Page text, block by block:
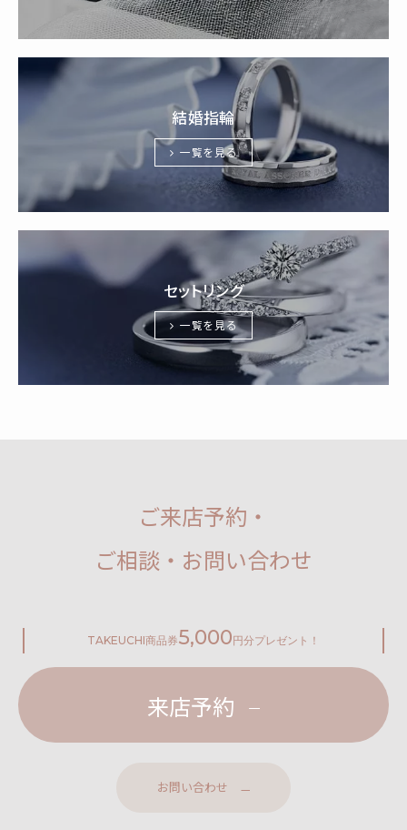
結婚指輪
一覧を見る
セットリング
一覧を見る
ご来店予約・
ご相談・お問い合わせ
TAKEUCHI商品券5,000 円分プレゼント！
来店予約
お問い合わせ